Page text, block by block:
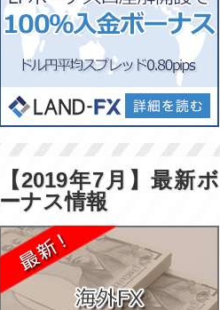
【2019年7月】最新ボ
ーナス情報